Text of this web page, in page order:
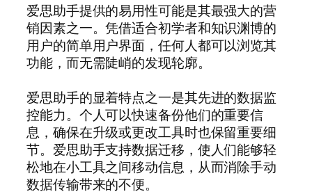
爱思助手提供的易用性可能是其最强大的营
销因素之一。凭借适合初学者和知识渊博的
用户的简单用户界面，任何人都可以浏览其
功能，而无需陡峭的发现轮廓。
爱思助手的显着特点之一是其先进的数据监
控能力。个人可以快速备份他们的重要信
息，确保在升级或更改工具时也保留重要细
节。爱思助手支持数据迁移，使人们能够轻
松地在小工具之间移动信息，从而消除手动
数据传输带来的不便。